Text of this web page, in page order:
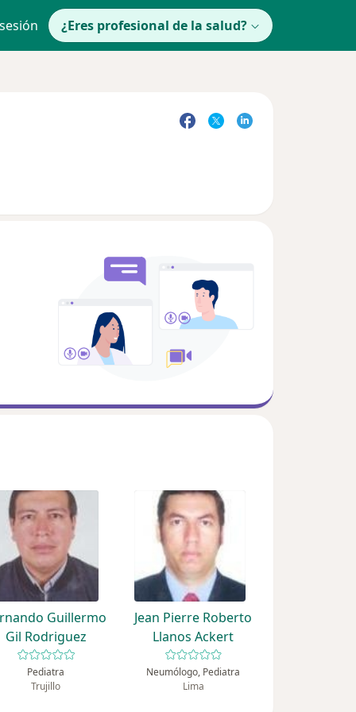
¿Eres profesional de la salud?
Guillermo
Gil Rodriguez
Pediatra
Trujillo
Jean Pierre Roberto
Llanos Ackert
Neumólogo, Pediatra
Lima